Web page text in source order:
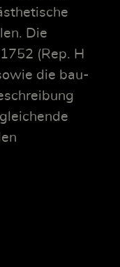
Die
(Rep. H
die bau-